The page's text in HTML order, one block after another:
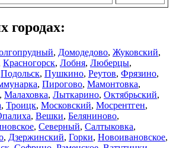
городах:
, Домодедово, Жуковский,
Красногорск, Лобня, Люберцы,
Подольск, Пушкино, Реутов, Фрязино,
, Пирогово, Мамонтовка,
, Малаховка, Лыткарино, Октябрьский,
, Троицк, Московский, Мосрентген,
, Вешки, Беляниново,
, Северный, Салтыковка,
, Дзержинский, Горки, Новоивановское,